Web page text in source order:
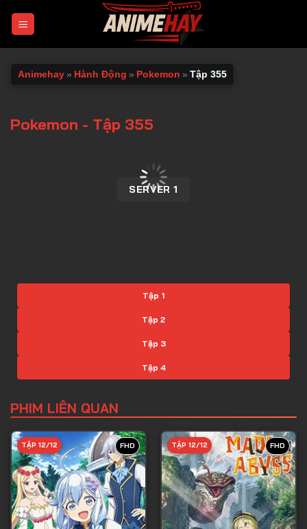
Animehay » Hành Động » Pokemon » Tập 355
Pokemon - Tập 355
SERVER 1
Tập 1
Tập 2
Tập 3
Tập 4
Tập 6
Tập 7
Tập 8
Tập 9
Tập 10
PHIM LIÊN QUAN
FHD
TẬP 12/12 FHD
TẬP 12/12